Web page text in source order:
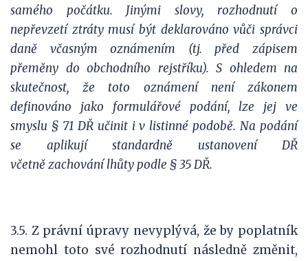
samého počátku. Jinými slovy, rozhodnutí o
nepřevzetí ztráty musí být deklarováno vůči správci
daně včasným oznámením (tj. před zápisem
přeměny do obchodního rejstříku). S ohledem na
skutečnost, že toto oznámení není zákonem
definováno jako formulářové podání, lze jej ve
smyslu § 71 DŘ učinit i v listinné podobě. Na podání
se aplikují standardně ustanovení DŘ
včetně zachování lhůty podle § 35 DŘ.
3.5. Z právní úpravy nevyplývá, že by poplatník
nemohl toto své rozhodnutí následně změnit,